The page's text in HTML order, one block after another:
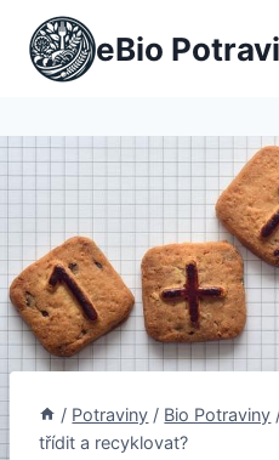
Přeskočit
obsah
eBio
/ Potraviny / Bio Potraviny
třídit a recyklovat?